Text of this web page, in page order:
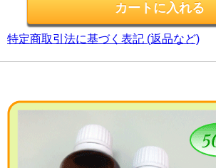
特定商取引法に基づく表記 (返品など)